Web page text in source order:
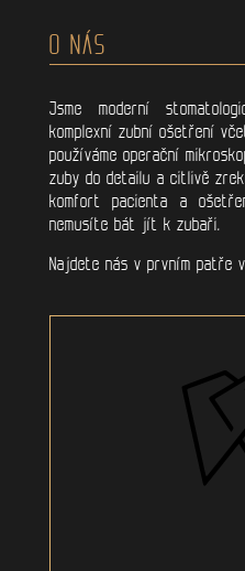
O NÁS
Jsme moderní
komplexní zubní ošetření
používáme operační
zuby do detailu a citlivě
komfort pacienta a
nemusíte bát jít k zubaři.
Najdete nás v prvním patře